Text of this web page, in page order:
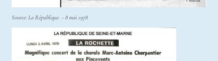
Source: La République - 8 mai 1978